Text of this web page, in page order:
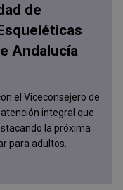
de
Andalucía
el Viceconsejero de
integral que
la próxima
para adultos.